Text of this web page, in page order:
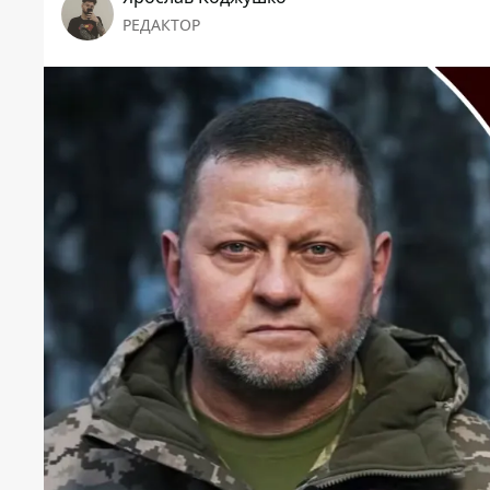
РЕДАКТОР